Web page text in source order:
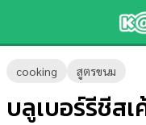
cooking สูตรขนม
บลูเบอร์รีชีส
ข่าว-
ความ
รู้